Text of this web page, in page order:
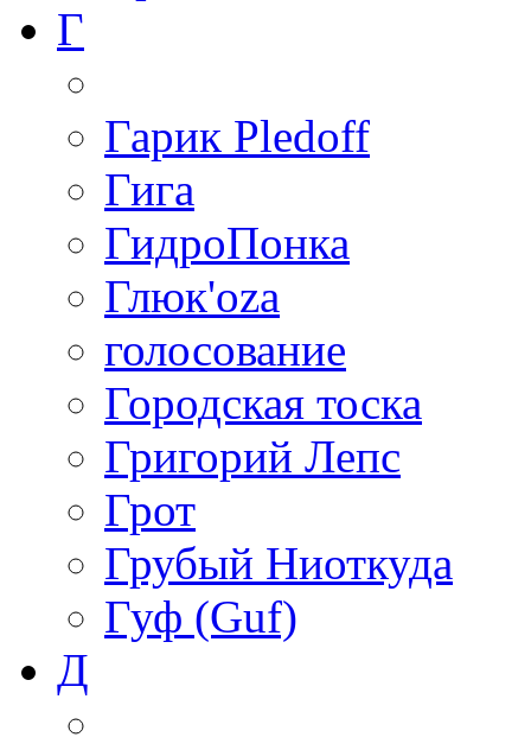
Г
Гарик Pledoff
Гига
ГидроПонка
Глюк'oza
голосование
Городская тоска
Григорий Лепс
Грот
Грубый Ниоткуда
Гуф (Guf)
Д